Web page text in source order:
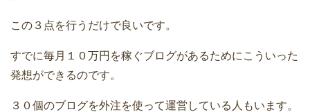
この３点を行うだけで良いです。
すでに毎月１０万円を稼ぐブログがあるためにこういった
発想ができるのです。
３０個のブログを外注を使って運営している人もいます。